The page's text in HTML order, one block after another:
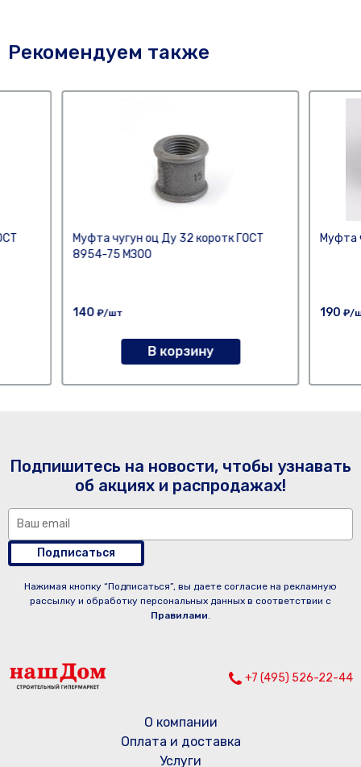
Рекомендуем также
Муфта чугун оц Ду 32 коротк ГОСТ
8954-75 МЗОО
140 ₽/шт
В корзину
Муфта
190 ₽/
Подпишитесь на новости, чтобы узнавать
об акциях и распродажах!
Подписаться
Нажимая кнопку “Подписаться”, вы даете согласие на рекламную
рассылку и обработку персональных данных в соответствии с
Правилами.
+7 (495) 526-22-44
О компании
Оплата и доставка
Услуги